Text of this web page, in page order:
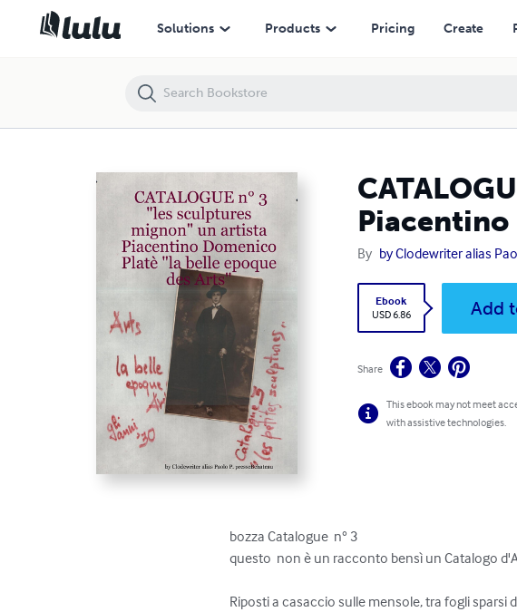
Solutions Products Pricing Create
Piacentino
By by Clodewriter alias
Ebook
USD 6.86
Add
Share
This ebook may not meet
with assistive technologies.
bozza Catalogue  n° 3
questo  non è un racconto bensì un Catalogo
Riposti a casaccio sulle mensole, tra fogli sparsi
CATALOGUE n° 3 "les sculptures mignon" un artista Piacentino Domenico Platè "la belle